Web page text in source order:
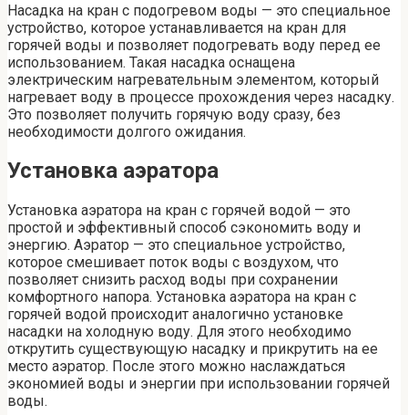
Насадка на кран с подогревом воды — это специальное
устройство, которое устанавливается на кран для
горячей воды и позволяет подогревать воду перед ее
использованием. Такая насадка оснащена
электрическим нагревательным элементом, который
нагревает воду в процессе прохождения через насадку.
Это позволяет получить горячую воду сразу, без
необходимости долгого ожидания.
Установка аэратора
Установка аэратора на кран с горячей водой — это
простой и эффективный способ сэкономить воду и
энергию. Аэратор — это специальное устройство,
которое смешивает поток воды с воздухом, что
позволяет снизить расход воды при сохранении
комфортного напора. Установка аэратора на кран с
горячей водой происходит аналогично установке
насадки на холодную воду. Для этого необходимо
открутить существующую насадку и прикрутить на ее
место аэратор. После этого можно наслаждаться
экономией воды и энергии при использовании горячей
воды.